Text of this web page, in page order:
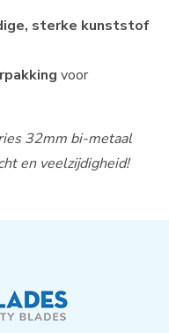
sterke kunststof
voor
32mm bi-metaal
en veelzijdigheid!